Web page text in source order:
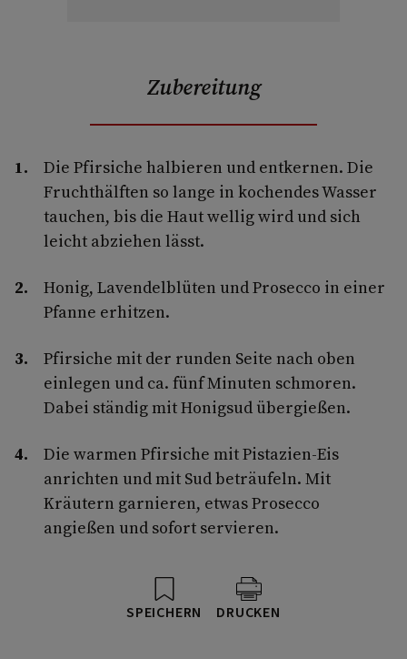
Zubereitung
Die Pfirsiche halbieren und entkernen. Die
Fruchthälften so lange in kochendes Wasser
tauchen, bis die Haut wellig wird und sich
leicht abziehen lässt.
Honig, Lavendelblüten und Prosecco in einer
Pfanne erhitzen.
Pfirsiche mit der runden Seite nach oben
einlegen und ca. fünf Minuten schmoren.
Dabei ständig mit Honigsud übergießen.
Die warmen Pfirsiche mit Pistazien-Eis
anrichten und mit Sud beträufeln. Mit
Kräutern garnieren, etwas Prosecco
angießen und sofort servieren.
SPEICHERN DRUCKEN